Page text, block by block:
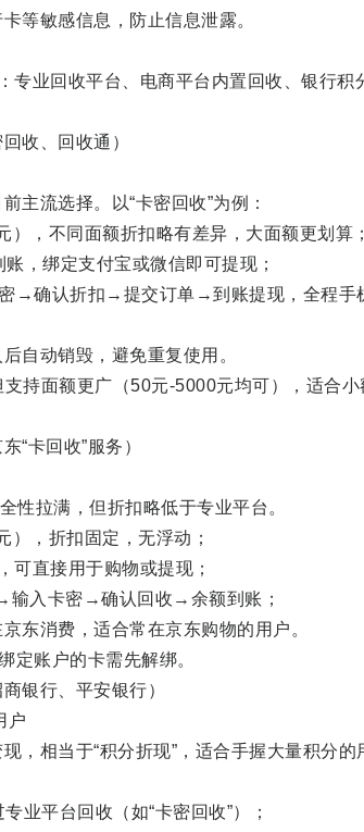
敏感信息，防止信息泄露。
业回收平台、电商平台内置回收、银行积
收、回收通）
流选择。以“卡密回收”为例：
，不同面额折扣略有差异，大面额更划算
，绑定支付宝或微信即可提现；
→确认折扣→提交订单→到账提现，全程手
动销毁，避免重复使用。
持面额更广（50元-5000元均可），适合小
卡回收”服务）
拉满，但折扣略低于专业平台。
，折扣固定，无浮动；
直接用于购物或提现；
入卡密→确认回收→余额到账；
消费，适合常在京东购物的用户。
账户的卡需先解绑。
银行、平安银行）
户
相当于“积分折现”，适合手握大量积分的
平台回收（如“卡密回收”）；